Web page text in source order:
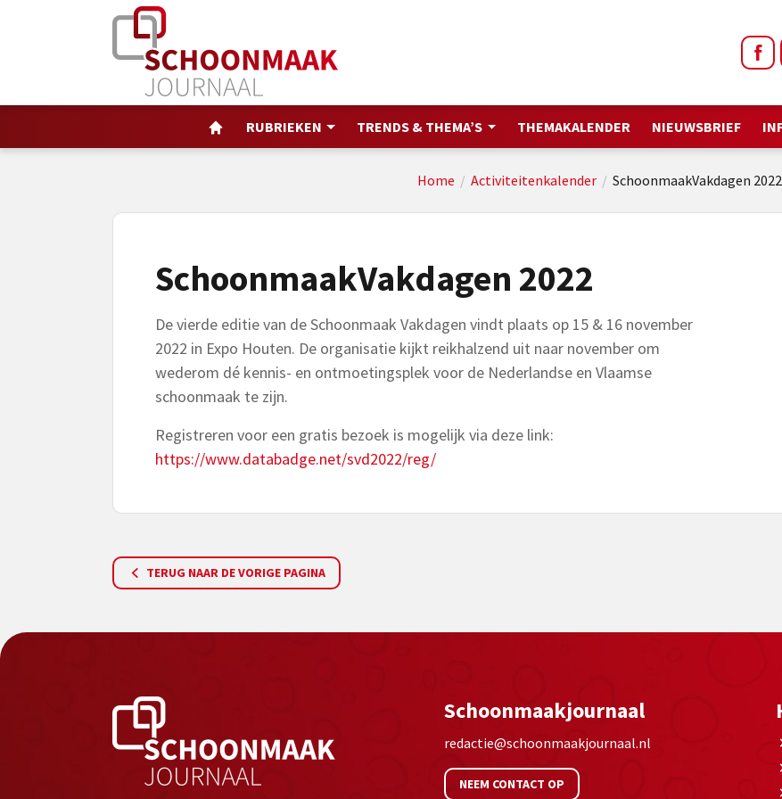
RUBRIEKEN TRENDS & THEMA’S THEMAKALENDER NIEUWSBRIEF
Home / Activiteitenkalender/ SchoonmaakVakdagen 2022
SchoonmaakVakdagen 2022
De vierde editie van de Schoonmaak Vakdagen vindt plaats op 15 & 16 november
2022 in Expo Houten. De organisatie kijkt reikhalzend uit naar november om
wederom dé kennis- en ontmoetingsplek voor de Nederlandse en Vlaamse
schoonmaak te zijn.
Registreren voor een gratis bezoek is mogelijk via deze link:
https://www.databadge.net/svd2022/reg/
TERUG NAAR DE VORIGE PAGINA
Schoonmaakjournaal
redactie@schoonmaakjournaal.nl
NEEM CONTACT OP